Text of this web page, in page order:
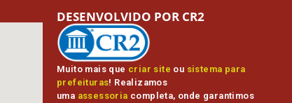
Muito mais que criar site ou sistema para
prefeituras! Realizamos
uma assessoria completa, onde garantimos
DESENVOLVIDO POR CR2